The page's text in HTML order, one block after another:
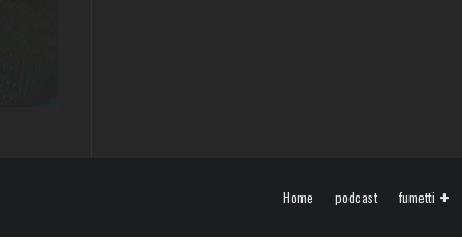
Home podcast fumetti